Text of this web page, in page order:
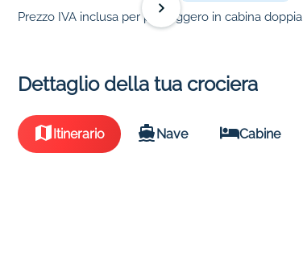
Prezzo IVA inclusa per passeggero in cabina doppia
Dettaglio della tua crociera
Itinerario Nave Cabine